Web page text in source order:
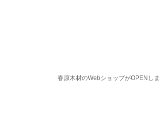
春原木材のWebショップがOPENし